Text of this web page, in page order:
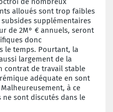
alloués sont trop faibles
subsides supplémentaires
de 2M° € annuels, seront
donc
le temps. Pourtant, la
largement de la
contrat de travail stable
adéquate en sont
à ce
ne sont discutés dans le